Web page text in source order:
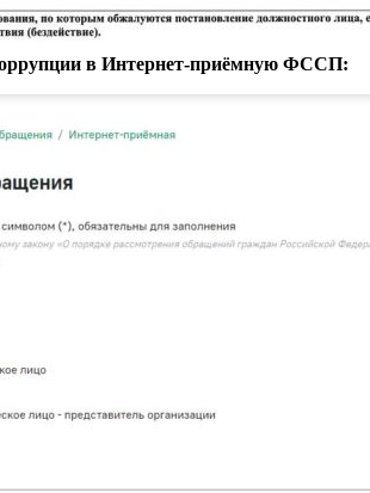
в Интернет-приёмную ФССП: